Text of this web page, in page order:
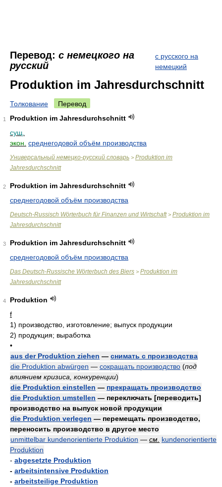
Перевод: с немецкого на
русский
с русского на
немецкий
Produktion im Jahresdurchschnitt
Толкование Перевод
1
Produktion im Jahresdurchschnitt
сущ.
экон. среднегодовой объём производства
Универсальный немецко-русский словарь > Produktion im
Jahresdurchschnitt
2
Produktion im Jahresdurchschnitt
среднегодовой объём производства
Deutsch-Russisch Wörterbuch für Finanzen und Wirtschaft> Produktion im
Jahresdurchschnitt
3
Produktion im Jahresdurchschnitt
среднегодовой объём производства
Das Deutsch-Russische Wörterbuch des Biers > Produktion im
Jahresdurchschnitt
4
Produktion
f
1) производство, изготовление; выпуск продукции
2) продукция; выработка
•
aus der Produktion ziehen — снимать с производства
die Produktion abwürgen — сокращать производство (под
влиянием кризиса, конкуренции)
die Produktion einstellen — прекращать производство
die Produktion umstellen — переключать [переводить]
производство на выпуск новой продукции
die Produktion verlegen — перемещать производство,
переносить производство в другое место
unmittelbar kundenorientierte Produktion — см. kundenorientierte
Produktion
- abgesetzte Produktion
- arbeitsintensive Produktion
- arbeitsteilige Produktion